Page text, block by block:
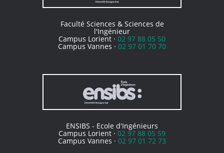
Faculté Sciences & Sciences de
l'Ingénieur
Campus Lorient · 02 97 88 05 50
Campus Vannes · 02 97 01 70 70
ENSIBS - Ecole d'Ingénieurs
Campus Lorient · 02 97 88 05 59
Campus Vannes · 02 97 01 72 73